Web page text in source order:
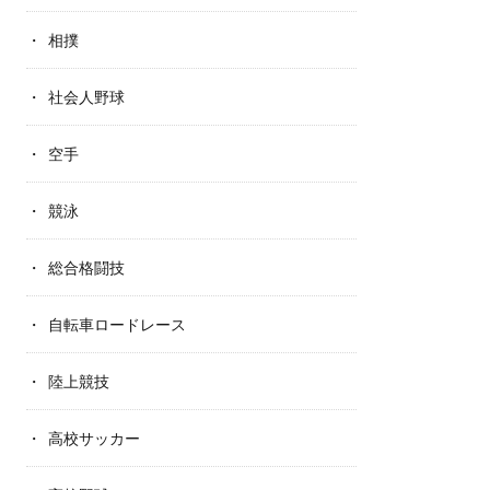
相撲
社会人野球
空手
競泳
総合格闘技
自転車ロードレース
陸上競技
高校サッカー